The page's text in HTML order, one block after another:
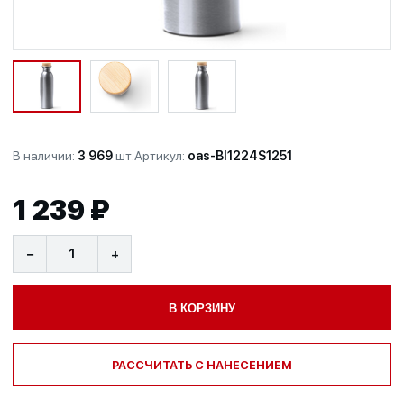
В наличии: 3 969шт.Артикул: oas-BI1224S1251
1 239 ₽
− +
В КОРЗИНУ
РАССЧИТАТЬ С НАНЕСЕНИЕМ